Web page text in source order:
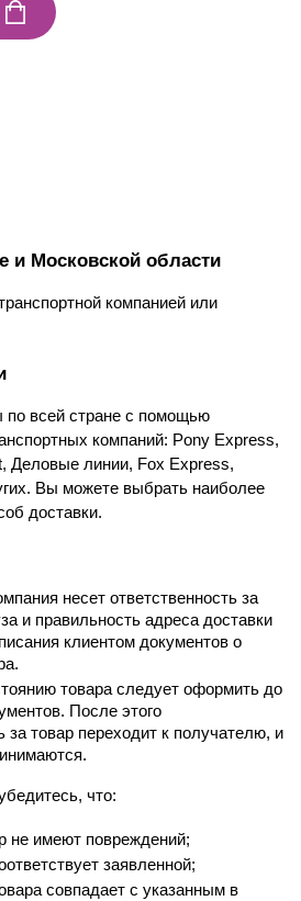
и Московской области
компанией или
по всей стране с помощью
компаний: Pony Express,
Деловые линии, Fox Express,
Вы можете выбрать наиболее
доставки.
несет ответственность за
и правильность адреса доставки
клиентом документов о
товара следует оформить до
После этого
за товар переходит к получателю, и
что:
не имеют повреждений;
заявленной;
совпадает с указанным в